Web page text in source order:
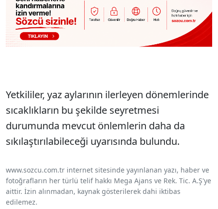
Yetkililer, yaz aylarının ilerleyen dönemlerinde
sıcaklıkların bu şekilde seyretmesi
durumunda mevcut önlemlerin daha da
sıkılaştırılabileceği uyarısında bulundu.
www.sozcu.com.tr internet sitesinde yayınlanan yazı, haber ve
fotoğrafların her türlü telif hakkı Mega Ajans ve Rek. Tic. A.Ş'ye
aittir. İzin alınmadan, kaynak gösterilerek dahi iktibas
edilemez.